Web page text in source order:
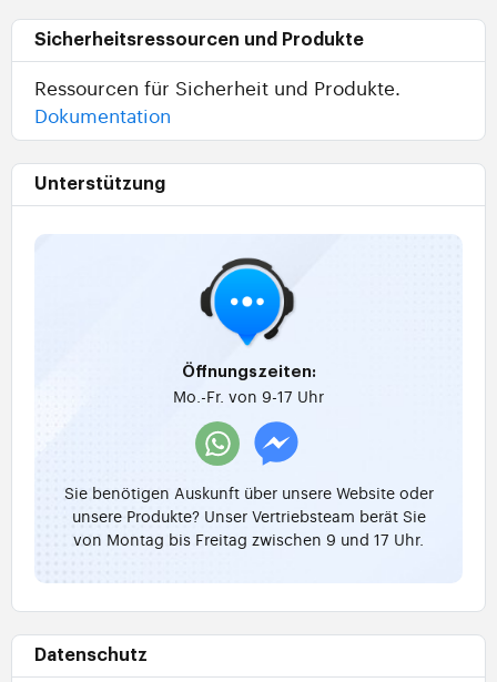
Sicherheitsressourcen und Produkte
Ressourcen für Sicherheit und Produkte.
Dokumentation
Unterstützung
Öffnungszeiten:
Mo.-Fr. von 9-17 Uhr
Sie benötigen Auskunft über unsere Website oder
unsere Produkte? Unser Vertriebsteam berät Sie
von Montag bis Freitag zwischen 9 und 17 Uhr.
Datenschutz